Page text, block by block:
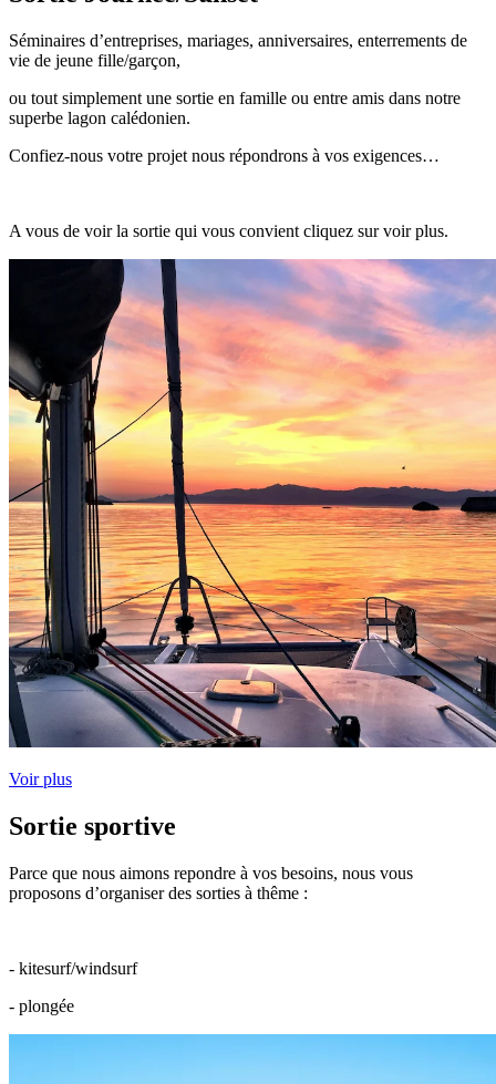
Séminaires d’entreprises, mariages, anniversaires, enterrements de
vie de jeune fille/garçon,
ou tout simplement une sortie en famille ou entre amis dans notre
superbe lagon calédonien.
Confiez-nous votre projet nous répondrons à vos exigences…
A vous de voir la sortie qui vous convient cliquez sur voir plus.
Voir plus
Sortie sportive
Parce que nous aimons repondre à vos besoins, nous vous
proposons d’organiser des sorties à thême :
- kitesurf/windsurf
- plongée